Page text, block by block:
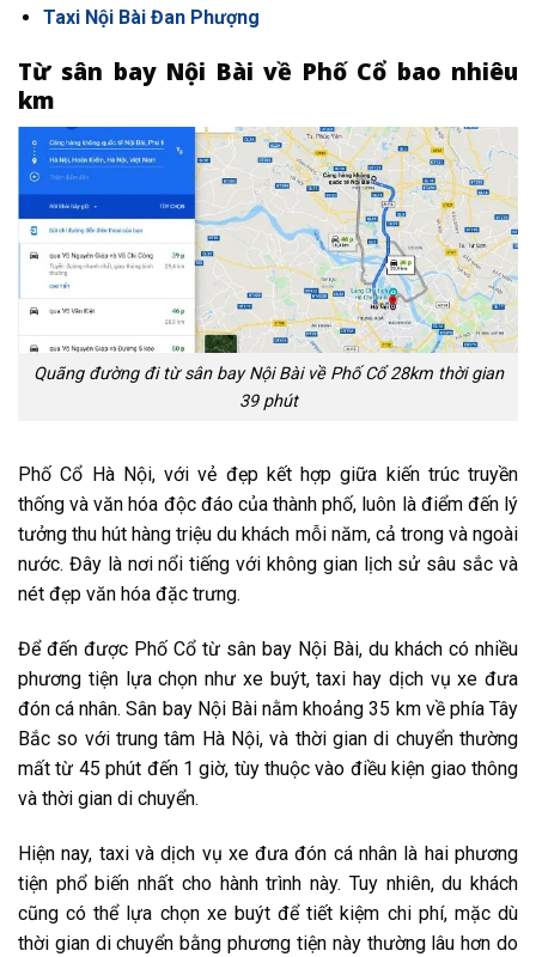
Taxi Nội Bài Đan Phượng
Từ sân bay Nội Bài về Phố Cổ bao nhiêu
km
Quãng đường đi từ sân bay Nội Bài về Phố Cổ 28km thời gian
39 phút
Phố Cổ Hà Nội, với vẻ đẹp kết hợp giữa kiến trúc truyền
thống và văn hóa độc đáo của thành phố, luôn là điểm đến lý
tưởng thu hút hàng triệu du khách mỗi năm, cả trong và ngoài
nước. Đây là nơi nổi tiếng với không gian lịch sử sâu sắc và
nét đẹp văn hóa đặc trưng.
Để đến được Phố Cổ từ sân bay Nội Bài, du khách có nhiều
phương tiện lựa chọn như xe buýt, taxi hay dịch vụ xe đưa
đón cá nhân. Sân bay Nội Bài nằm khoảng 35 km về phía Tây
Bắc so với trung tâm Hà Nội, và thời gian di chuyển thường
mất từ 45 phút đến 1 giờ, tùy thuộc vào điều kiện giao thông
và thời gian di chuyển.
Hiện nay, taxi và dịch vụ xe đưa đón cá nhân là hai phương
tiện phổ biến nhất cho hành trình này. Tuy nhiên, du khách
cũng có thể lựa chọn xe buýt để tiết kiệm chi phí, mặc dù
thời gian di chuyển bằng phương tiện này thường lâu hơn do